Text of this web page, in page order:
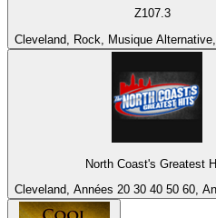
Z107.3
Cleveland, Rock, Musique
North Coast's Greatest
Cleveland, Années 20 30 40 50 60,